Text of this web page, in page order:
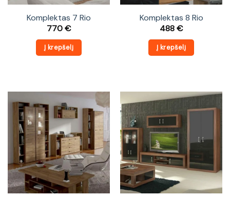
Komplektas 7 Rio
770€
Į krepšelį
Komplektas 8 Rio
488€
Į krepšelį